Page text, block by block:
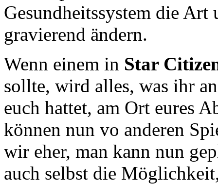
Gesundheitssystem die Art
gravierend ändern.
Wenn einem in Star
sollte, wird alles, was ihr
euch hattet, am Ort eures
können nun vo anderen
wir eher, man kann nun
auch selbst die